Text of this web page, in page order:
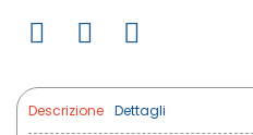
Descrizione Dettagli